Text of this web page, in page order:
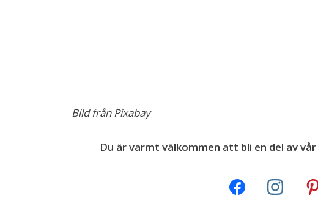
Bild från Pixabay
Du är varmt välkommen att bli en del av